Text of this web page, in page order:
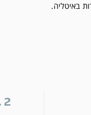
באיטליה.
2.